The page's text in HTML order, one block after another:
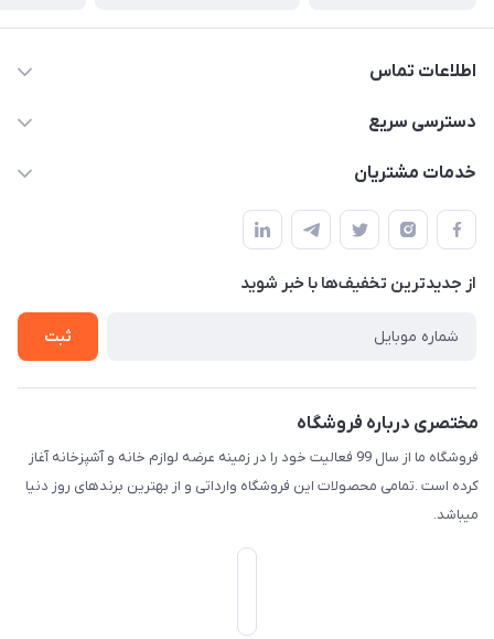
اطلاعات تماس
09165044753
دسترسی سریع
حساب کاربری
لیست محصولات
درباره ما
خدمات مشتریان
قوانین و مقررات
حریم خصوصی
راهنما
از جدید‌ترین تخفیف‌ها با‌ خبر شوید
ثبت
مختصری درباره فروشگاه
فروشگاه ما از سال 99 فعالیت خود را در زمینه عرضه لوازم خانه و آشپزخانه آغاز
کرده است .تمامی محصولات این فروشگاه وارداتی و از بهترین برندهای روز دنیا
میباشد.